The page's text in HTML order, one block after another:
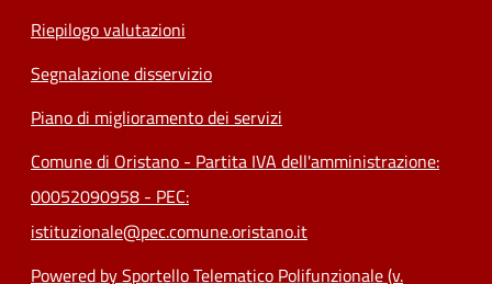
Riepilogo valutazioni
Segnalazione disservizio
Piano di miglioramento dei servizi
Comune di Oristano - Partita IVA dell'amministrazione:
00052090958 - PEC:
istituzionale@pec.comune.oristano.it
Powered by Sportello Telematico Polifunzionale (v.